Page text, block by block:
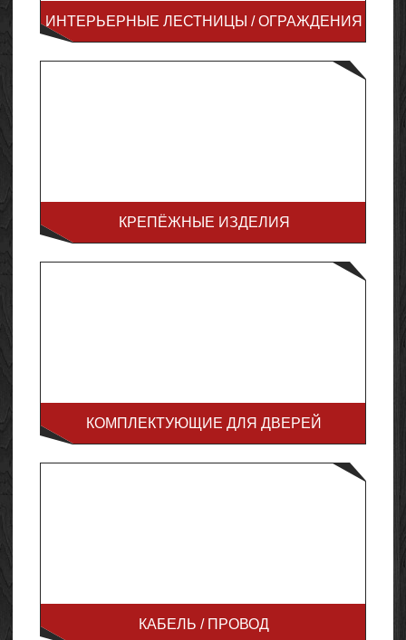
ИНТЕРЬЕРНЫЕ ЛЕСТНИЦЫ / ОГРАЖДЕНИЯ
КРЕПЁЖНЫЕ ИЗДЕЛИЯ
КОМПЛЕКТУЮЩИЕ ДЛЯ ДВЕРЕЙ
КАБЕЛЬ / ПРОВОД